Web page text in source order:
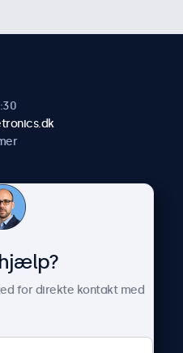
Beetronics
og opdateringer
os
for direkte kontakt med